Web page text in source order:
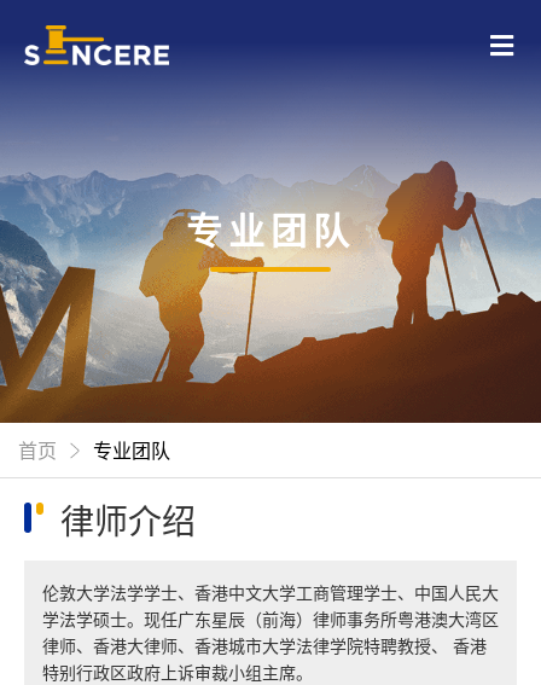
专业团队
首页 专业团队
律师介绍
伦敦大学法学学士、香港中文大学工商管理学士、中国人民大
学法学硕士。现任广东星辰（前海）律师事务所粤港澳大湾区
律师、香港大律师、香港城市大学法律学院特聘教授、 香港
特别行政区政府上诉审裁小组主席。